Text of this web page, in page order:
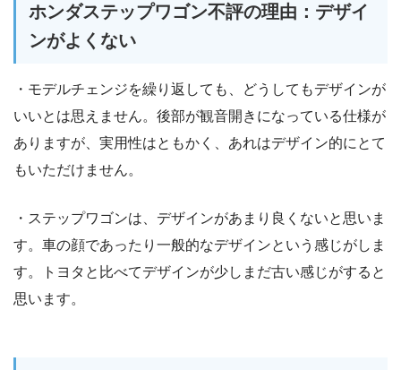
ホンダステップワゴン不評の理由：デザイ
ンがよくない
・モデルチェンジを繰り返しても、どうしてもデザインが
いいとは思えません。後部が観音開きになっている仕様が
ありますが、実用性はともかく、あれはデザイン的にとて
もいただけません。
・ステップワゴンは、デザインがあまり良くないと思いま
す。車の顔であったり一般的なデザインという感じがしま
す。トヨタと比べてデザインが少しまだ古い感じがすると
思います。